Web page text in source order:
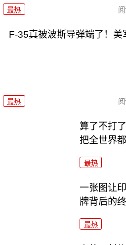
最热
F-35真被波斯导弹端了！美
最热
算了不打
把全世界
最热
一张图让
牌背后的
最热